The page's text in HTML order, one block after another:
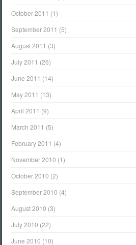
October 2011 (1)
September 2011 (5)
August 2011 (3)
July 2011 (26)
June 2011 (14)
May 2011 (13)
April 2011 (9)
March 2011 (5)
February 2011 (4)
November 2010 (1)
October 2010 (2)
September 2010 (4)
August 2010 (3)
July 2010 (22)
June 2010 (10)